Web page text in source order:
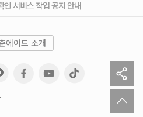
인 서비스 작업 공지 안내
에이드 소개